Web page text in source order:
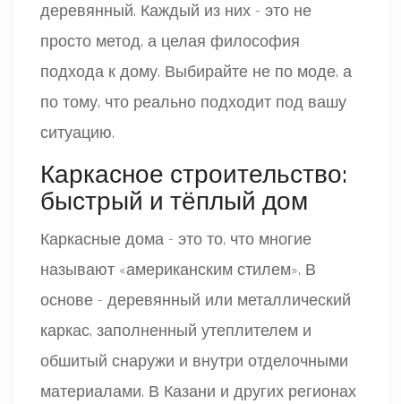
деревянный. Каждый из них - это не
просто метод, а целая философия
подхода к дому. Выбирайте не по моде, а
по тому, что реально подходит под вашу
ситуацию.
Каркасное строительство:
быстрый и тёплый дом
Каркасные дома - это то, что многие
называют «американским стилем». В
основе - деревянный или металлический
каркас, заполненный утеплителем и
обшитый снаружи и внутри отделочными
материалами. В Казани и других регионах